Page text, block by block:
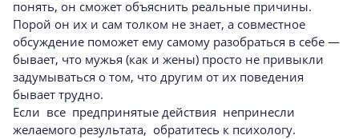
понять, он сможет объяснить ре­альные причины.
Порой он их и сам толком не знает, а совместное
обсуждение поможет ему са­мому разобраться в себе —
бывает, что мужья (как и жены) просто не привыкли
задумываться о том, что другим от их поведения
бывает трудно.
Если все предпринятые действия непринесли
желаемого результата, обрати­тесь к психологу.